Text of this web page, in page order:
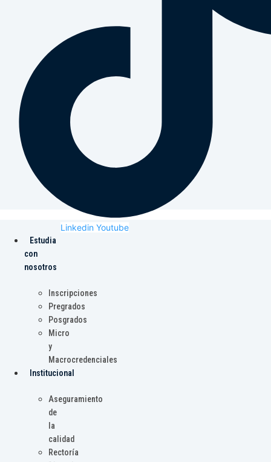
Linkedin Youtube
Estudia
con
nosotros
Inscripciones
Pregrados
Posgrados
Micro
y
Macrocredenciales
Institucional
Aseguramiento
de
la
calidad
Rectoría